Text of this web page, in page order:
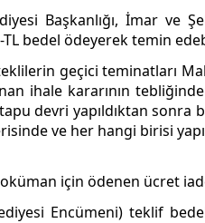
Başkanlığı, İmar ve
bedel ödeyerek temin
geçici teminatları
ihale kararının
devri yapıldıktan
ve her hangi birisi
için ödenen ücret
Encümeni) teklif